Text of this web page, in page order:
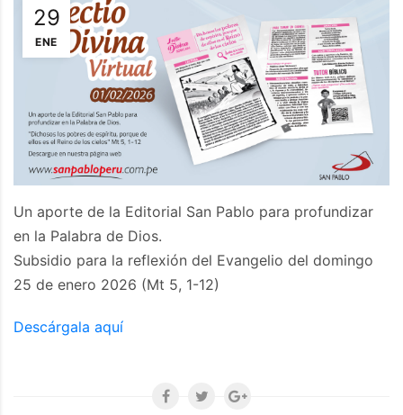
29
ENE
Un aporte de la Editorial San Pablo para profundizar
en la Palabra de Dios.
Subsidio para la reflexión del Evangelio del domingo
25 de enero 2026 (Mt 5, 1-12)
Descárgala aquí